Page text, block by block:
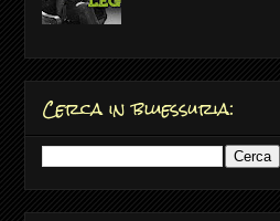
Cerca in bluessuria: